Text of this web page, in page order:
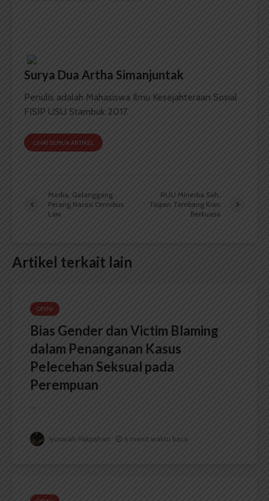
Surya Dua Artha Simanjuntak
Penulis adalah Mahasiswa Ilmu Kesejahteraan Sosial
FISIP USU Stambuk 2017.
LIHAT SEMUA ARTIKEL
Media, Gelanggang
Perang Narasi Omnibus
Law
RUU Minerba Sah,
Taipan Tambang Kian
Berkuasa
Artikel terkait lain
OPINI
Bias Gender dan Victim Blaming
dalam Penanganan Kasus
Pelecehan Seksual pada
Perempuan
...
Iyusarah Pakpahan 6 menit waktu baca